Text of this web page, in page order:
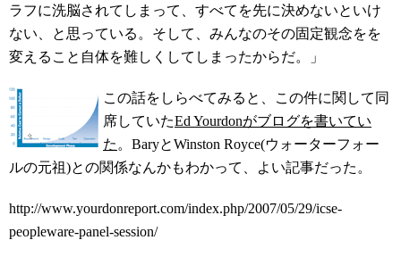
ラフに洗脳されてしまって、すべてを先に決めないといけ
ない、と思っている。そして、みんなのその固定観念をを
変えること自体を難しくしてしまったからだ。」
この話をしらべてみると、この件に関して同
席していたEd Yourdonがブログを書いてい
た 。BaryとWinston Royce(ウォーターフォー
ルの元祖)との関係なんかもわかって、よい記事だった。
http://www.yourdonreport.com/index.php/2007/05/29/icse-
peopleware-panel-session/